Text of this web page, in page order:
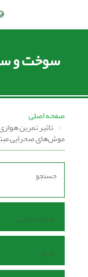
سوخت و
صفحه اصلی
تاثیر تمرین
موش‌های صحرایی
صفحه اصلی
مرور